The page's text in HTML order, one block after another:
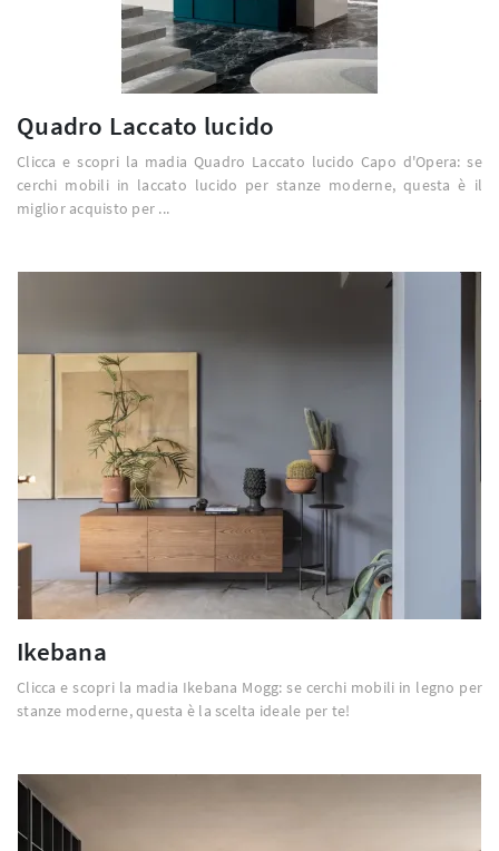
Quadro Laccato lucido
Clicca e scopri la madia Quadro Laccato lucido Capo d'Opera: se
cerchi mobili in laccato lucido per stanze moderne, questa è il
miglior acquisto per ...
Ikebana
Clicca e scopri la madia Ikebana Mogg: se cerchi mobili in legno per
stanze moderne, questa è la scelta ideale per te!